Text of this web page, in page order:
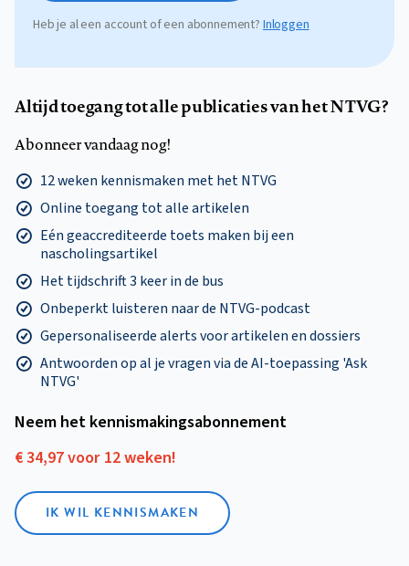
Heb je al een account of een abonnement? Inloggen
Altijd toegang tot alle publicaties van het NTVG?
Abonneer vandaag nog!
12 weken kennismaken met het NTVG
Online toegang tot alle artikelen
Eén geaccrediteerde toets maken bij een
nascholingsartikel
Het tijdschrift 3 keer in de bus
Onbeperkt luisteren naar de NTVG-podcast
Gepersonaliseerde alerts voor artikelen en dossiers
Antwoorden op al je vragen via de AI-toepassing 'Ask
NTVG'
Neem het kennismakings­abonnement
€ 34,97 voor 12 weken!
IK WIL KENNISMAKEN